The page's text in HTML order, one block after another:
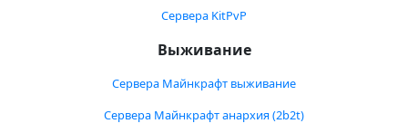
Сервера KitPvP
Выживание
Сервера Майнкрафт выживание
Сервера Майнкрафт анархия (2b2t)